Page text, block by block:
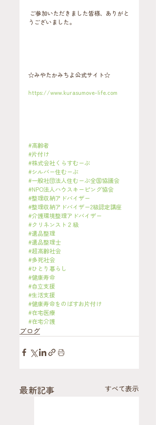
うございました。
☆みやたかみちよ公式サイト☆
https://www.kurasumove-life.com
#高齢者
#片付け
#株式会社くらすむーぶ
#シルバー住むーぶ
#一般社団法人住むーぶ全国協議会
#NPO法人ハウスキーピング協会
#整理収納アドバイザー
#整理収納アドバイザー2級認定講座
#介護環境整理アドバイザー
#クリネンスト２級
#遺品整理
#遺品整理士
#超高齢社会
#多死社会
#ひとり暮らし
#健康寿命
#自立支援
#生活支援
#健康寿命をのばすお片付け
#在宅医療
#在宅介護
ブログ
最新記事 すべて表示